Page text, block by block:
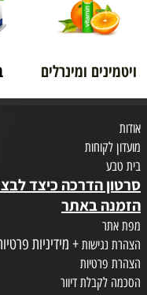
ויטמינים ומינרלים
אודות
מועדון לקוחות
בית טבע
סרטון הדרכה כיצד
הזמנה באתר
מפת אתר
הצהרת נגישות + מידיניות
הצהרת פרטיות
הסכמה לקבלת דיוור